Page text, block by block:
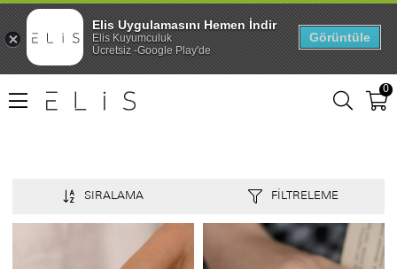
0
FILTRELEME
SIRALAMA
Elis Uygulamasını Hemen İndir
Elis Kuyumculuk
Ücretsiz -Google Play'de
Görüntüle